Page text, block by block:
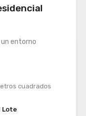
entorno
cuadrados
Lote